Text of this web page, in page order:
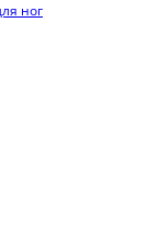
ног